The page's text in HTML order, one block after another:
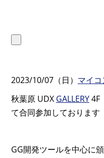
2023/10/07（日） マイ
秋葉原 UDX GALLERY4F
て合同参加しております
GG開発ツールを中心に頒